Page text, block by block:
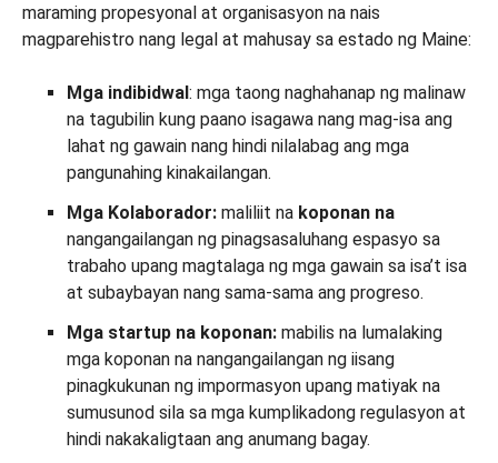
maraming propesyonal at organisasyon na nais
magparehistro nang legal at mahusay sa estado ng Maine:
Mga indibidwal : mga taong naghahanap ng malinaw
na tagubilin kung paano isagawa nang mag-isa ang
lahat ng gawain nang hindi nilalabag ang mga
pangunahing kinakailangan.
Mga Kolaborador: maliliit na koponan na
nangangailangan ng pinagsasaluhang espasyo sa
trabaho upang magtalaga ng mga gawain sa isa’t isa
at subaybayan nang sama-sama ang progreso.
Mga startup na koponan: mabilis na lumalaking
mga koponan na nangangailangan ng iisang
pinagkukunan ng impormasyon upang matiyak na
sumusunod sila sa mga kumplikadong regulasyon at
hindi nakakaligtaan ang anumang bagay.